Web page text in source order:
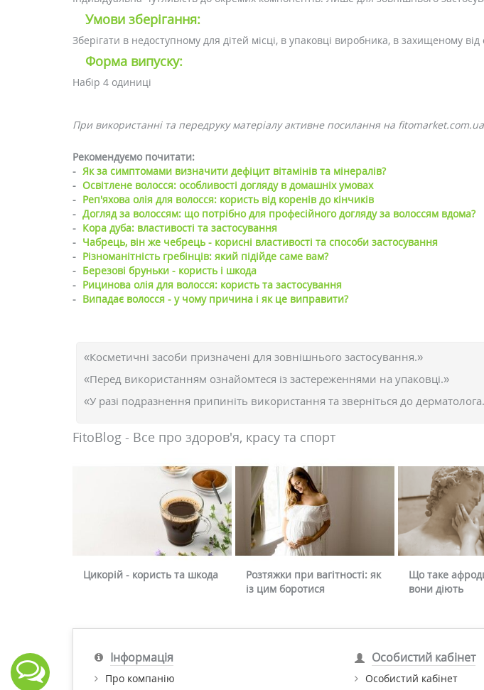
Умови зберігання:
Зберігати в недоступному для дітей місці, в упаковці виробника, в захищеному
Форма випуску:
Набір 4 одиниці
При використанні та передруку матеріалу активне посилання на
Рекомендуємо почитати:
- Як за симптомами визначити дефіцит вітамінів та мінералів?
- Освітлене волосся: особливості догляду в домашніх умовах
- Реп'яхова олія для волосся: користь від коренів до кінчиків
- Догляд за волоссям: що потрібно для професійного догляду за волоссям вдома?
- Кора дуба: властивості та застосування
- Чабрець, він же чебрець - корисні властивості та способи застосування
- Різноманітність гребінців: який підійде саме вам?
- Березові бруньки - користь і шкода
- Рицинова олія для волосся: користь та застосування
- Випадає волосся - у чому причина і як це виправити?
«Косметичні засоби призначені для зовнішнього застосування.»
«Перед використанням ознайомтеся із застереженнями на упаковці.»
«У разі подразнення припиніть використання та зверніться до
FitoBlog - Все про здоров'я, красу та спорт
Цикорій - користь та шкода
Розтяжки при вагітності: як
із цим боротися
Що таке
вони діють
Інформація
Про компанію
Особистий кабінет
Особистий кабінет